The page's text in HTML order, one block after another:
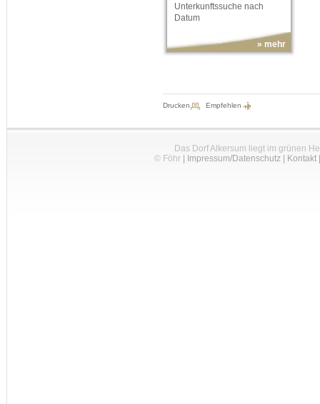
Unterkunftssuche nach
Datum
» mehr
Drucken Empfehlen
Das Dorf Alkersum liegt im grünen
© Föhr| Impressum/Datenschutz| Kontakt